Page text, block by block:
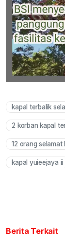
kapal terbalik
2 korban kapal
12 orang
kapal yuieejaya ii
Berita Terkait